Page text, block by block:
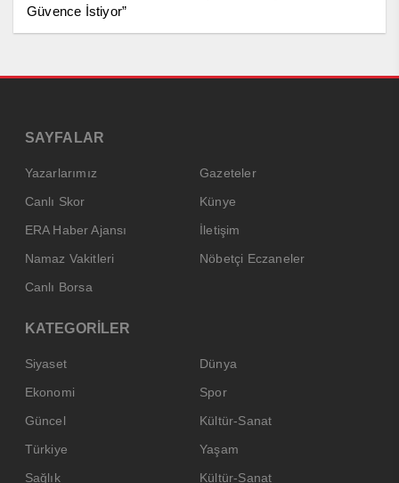
Güvence İstiyor”
SAYFALAR
Yazarlarımız
Gazeteler
Canlı Skor
Künye
ERA Haber Ajansı
İletişim
Namaz Vakitleri
Nöbetçi Eczaneler
Canlı Borsa
KATEGORİLER
Siyaset
Dünya
Ekonomi
Spor
Güncel
Kültür-Sanat
Türkiye
Yaşam
Sağlık
Kültür-Sanat